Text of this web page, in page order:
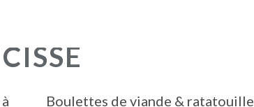
Boulettes de viande & ratatouille